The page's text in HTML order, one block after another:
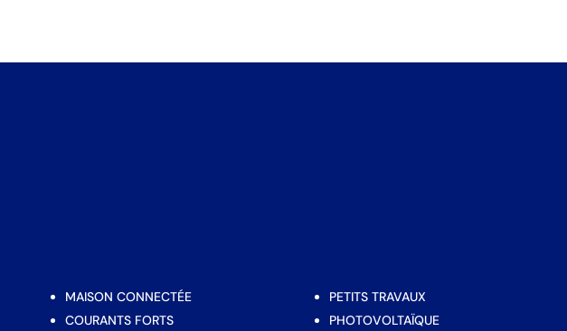
MAISON CONNECTÉE
COURANTS FORTS
PETITS TRAVAUX
PHOTOVOLTAÏQUE